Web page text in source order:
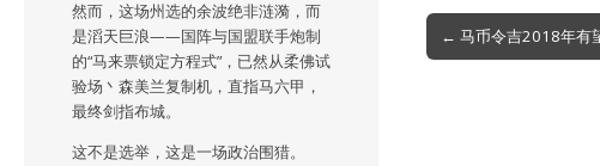
Post
navigation
← 马币令吉2018年有
然而，这场州选的余波绝非涟漪，而
是滔天巨浪——国阵与国盟联手炮制
的“马来票锁定方程式”，已然从柔佛试
验场丶森美兰复制机，直指马六甲，
最终剑指布城。
这不是选举，这是一场政治围猎。